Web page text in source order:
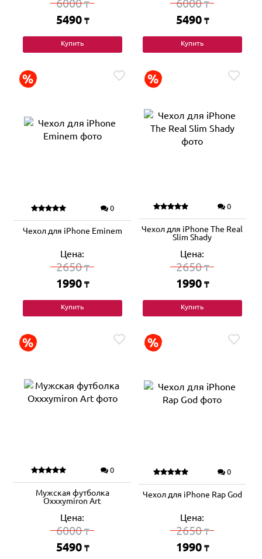
6000₸
5490 ₸
Купить
6000₸
5490 ₸
Купить
0
Чехол для iPhone Eminem
Цена:
2650₸
1990 ₸
Купить
0
Чехол для iPhone The Real
Slim Shady
Цена:
2650₸
1990 ₸
Купить
0
Мужская футболка
Oxxxymiron Art
Цена:
6000₸
5490 ₸
0
Чехол для iPhone Rap God
Цена:
2650₸
1990 ₸